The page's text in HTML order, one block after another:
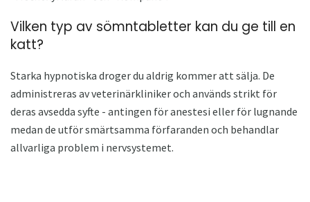
Vilken typ av sömntabletter kan du ge till en
katt?
Starka hypnotiska droger du aldrig kommer att sälja. De
administreras av veterinärkliniker och används strikt för
deras avsedda syfte - antingen för anestesi eller för lugnande
medan de utför smärtsamma förfaranden och behandlar
allvarliga problem i nervsystemet.